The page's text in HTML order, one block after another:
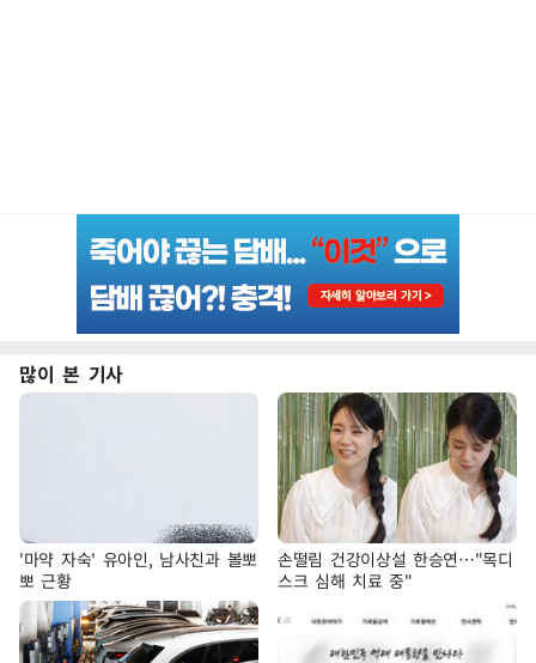
많이 본 기사
'마약 자숙' 유아인, 남사친과 볼뽀
뽀 근황
손떨림 건강이상설 한승연…"목디
스크 심해 치료 중"